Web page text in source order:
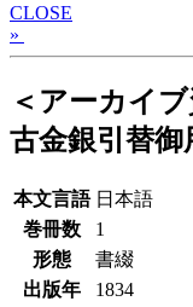
CLOSE
»
＜アーカイブ
古金銀引替御
本文言語 日本語
巻冊数
1
形態
書綴
出版年
1834